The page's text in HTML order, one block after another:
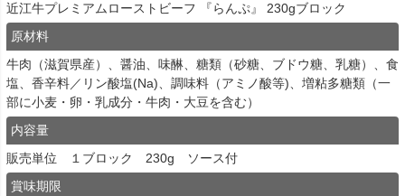
近江牛プレミアムローストビーフ 『らんぷ』 230gブロック
原材料
牛肉（滋賀県産）、醤油、味醂、糖類（砂糖、ブドウ糖、乳糖）、食
塩、香辛料／リン酸塩(Na)、調味料（アミノ酸等)、増粘多糖類（一
部に小麦・卵・乳成分・牛肉・大豆を含む）
内容量
販売単位 １ブロック 230g ソース付
賞味期限